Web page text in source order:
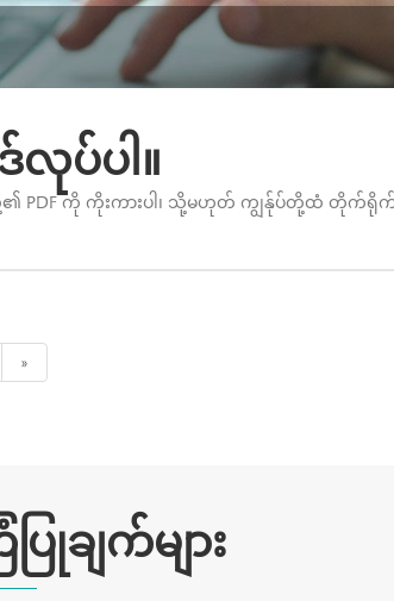
လုပ်ပါ။
တို့၏ PDF ကို ကိုးကားပါ၊ သို့မဟုတ် ကျွန်ုပ်တို့ထံ တိုက်
»
ချက်များ